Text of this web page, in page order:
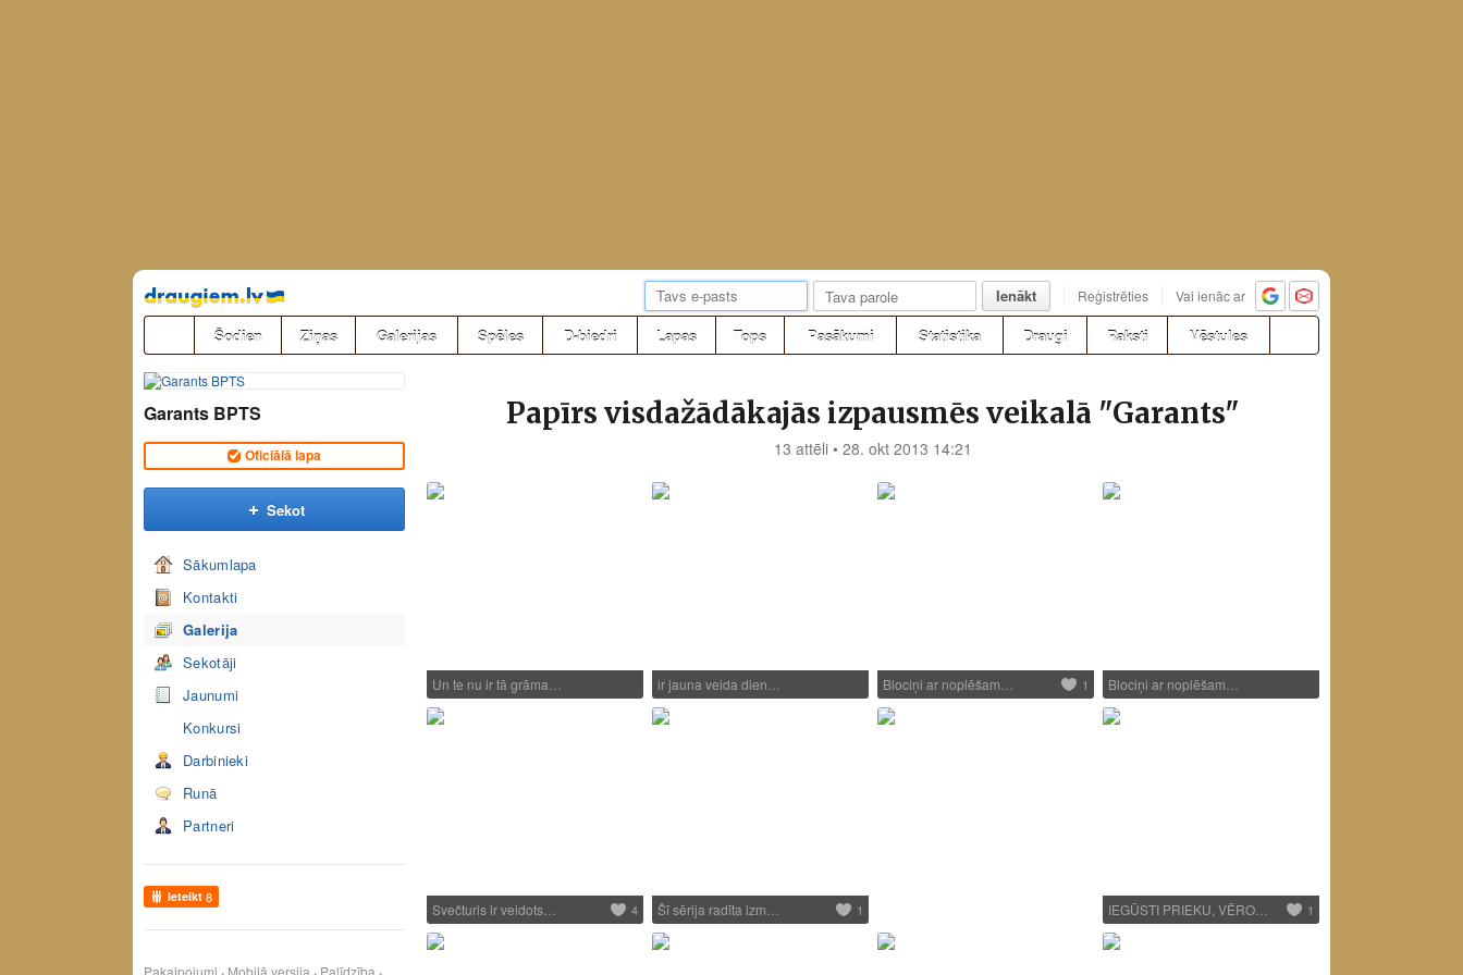
Pāriet
uz
saturu
Ienākt Reģistrēties Vai ienāc ar
Šodien Ziņas Galerijas Spēles D-biedri Lapas Tops Pasākumi Statistika Draugi Raksti Vēstules
Garants BPTS
Oficiālā lapa
Sekot
Sākumlapa
Kontakti
Galerija
Sekotāji
Jaunumi
Konkursi
Darbinieki
Runā
Partneri
Ieteikt 8
Pakalpojumi Mobilā versija Palīdzība
Papīrs visdažādākajās izpausmēs veikalā "Garants"
13 attēli • 28. okt 2013 14:21
Un te nu ir tā grāma… ir jauna veida dien… Blociņi ar noplēšam… 1 Blociņi ar noplēšam…
Svečturis ir veidots… 4 Šī sērija radīta izm… 1 IEGŪSTI PRIEKU, VĒRO… 1